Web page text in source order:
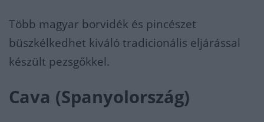
Több magyar borvidék és pincészet
büszkélkedhet kiváló tradicionális eljárással
készült pezsgőkkel.
Cava (Spanyolország)